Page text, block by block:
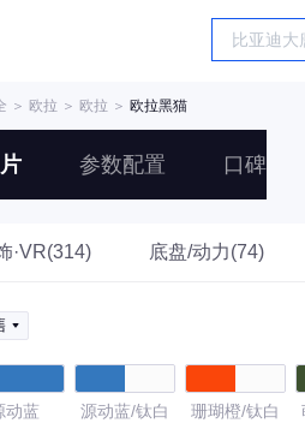
＞ 欧拉 ＞ 欧拉 ＞ 欧拉黑猫
参数配置 口碑
·VR(314) 底盘/动力(74)
动蓝
源动蓝/钛白 珊瑚橙/钛白